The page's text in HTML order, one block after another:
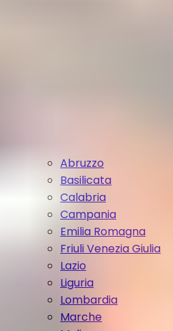
Abruzzo
Basilicata
Calabria
Campania
Emilia Romagna
Friuli Venezia Giulia
Lazio
Liguria
Lombardia
Marche